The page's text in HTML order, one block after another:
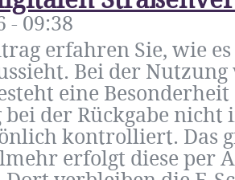
- 09:38
erfahren Sie, wie
Bei der
eine
bei der Rückgabe
kontrolliert. Das
erfolgt diese per